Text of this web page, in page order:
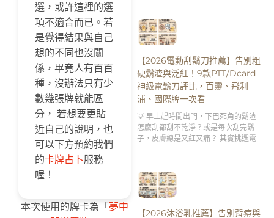
選，或許這裡的選
項不適合而已。若
是覺得結果與自己
想的不同也沒關
係，畢竟人有百百
種，沒辦法只有少
數幾張牌就能區
分， 若想要更貼
近自己的說明，也
可以下方預約我們
的卡牌占卜服務
喔！
本次使用的牌卡為「夢中
雷！👇
【2026電動刮鬍刀推薦】告別粗
硬鬍渣與泛紅！9款PTT/Dcard
神級電鬍刀評比，百靈、飛利
浦、國際牌一次看
💡 早上趕時間出門，下巴死角的鬍渣
怎麼刮都刮不乾淨？或是每次刮完鬍
子，皮膚總是又紅又痛？ 其實挑選電
【2026沐浴乳推薦】告別背痘與